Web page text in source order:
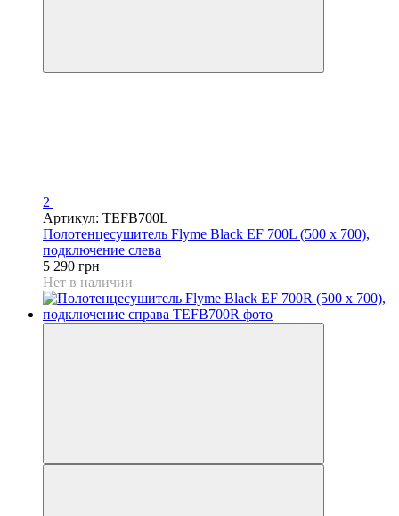
2
Артикул: TEFB700L
Полотенцесушитель Flyme Black EF 700L (500 х 700),
подключение слева
5 290 грн
Нет в наличии